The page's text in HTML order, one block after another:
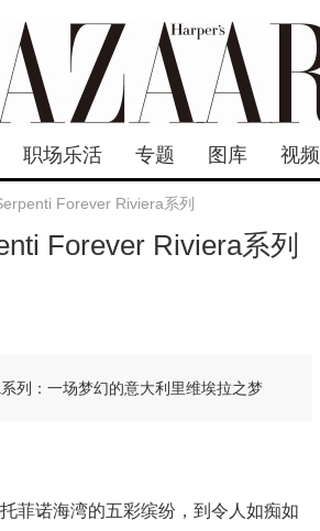
职场乐活 专题 图库 视频
Forever Riviera系列
Forever Riviera系列
列：一场梦幻的意大利里维埃拉之梦
菲诺海湾的五彩缤纷，到令人如痴如